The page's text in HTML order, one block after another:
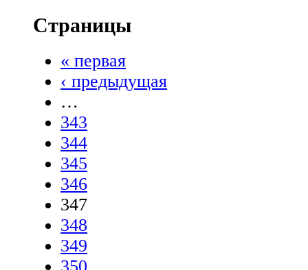
Страницы
« первая
‹ предыдущая
…
343
344
345
346
347
348
349
350